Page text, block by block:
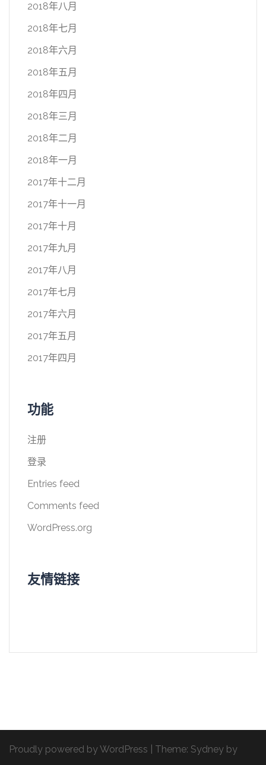
2018年八月
2018年七月
2018年六月
2018年五月
2018年四月
2018年三月
2018年二月
2018年一月
2017年十二月
2017年十一月
2017年十月
2017年九月
2017年八月
2017年七月
2017年六月
2017年五月
2017年四月
功能
注册
登录
Entries feed
Comments feed
WordPress.org
友情链接
Proudly powered by WordPress Theme: Sydney by